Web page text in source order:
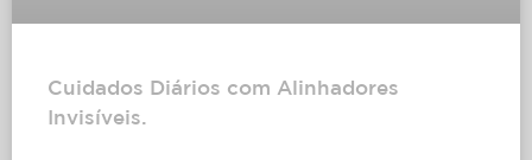
Cuidados Diários com Alinhadores
Invisíveis.